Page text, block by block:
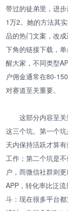
带过的徒弟里，进
1万2。她的方法其
品的热门文案，改
下角的链接下载，
醒大家，不同类型
户佣金通常在80-
对赛道至关重要。
这部分内容至
这三个坑。第一个
天内保持活跃才算
工作；第二个坑是
户，而微信社群则
APP，转化率比泛
斗：现在很多平台